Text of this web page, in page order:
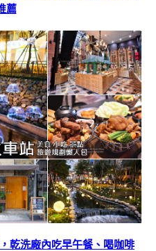
薦
乾洗廠內吃早午餐、喝咖啡